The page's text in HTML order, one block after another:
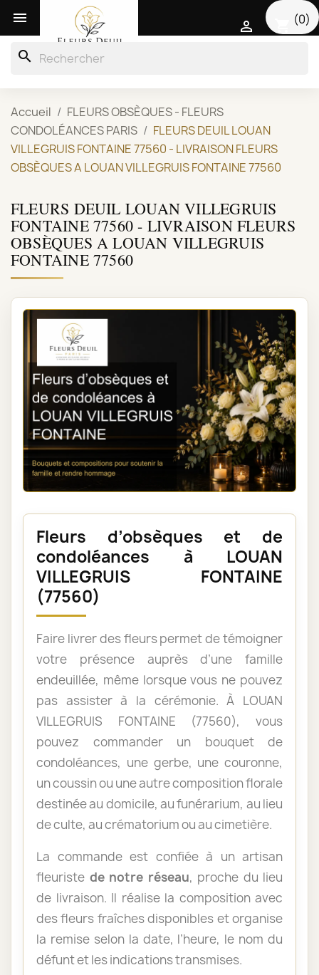
 (0)

search
Accueil
FLEURS OBSÈQUES - FLEURS
CONDOLÉANCES PARIS
FLEURS DEUIL LOUAN
VILLEGRUIS FONTAINE 77560 - LIVRAISON FLEURS
OBSÈQUES A LOUAN VILLEGRUIS FONTAINE 77560
FLEURS DEUIL LOUAN VILLEGRUIS
FONTAINE 77560 - LIVRAISON FLEURS
OBSÈQUES A LOUAN VILLEGRUIS
FONTAINE 77560
Fleurs d’obsèques et de
condoléances à LOUAN
VILLEGRUIS FONTAINE
(77560)
Faire livrer des fleurs permet de témoigner
votre présence auprès d’une famille
endeuillée, même lorsque vous ne pouvez
pas assister à la cérémonie. À LOUAN
VILLEGRUIS FONTAINE (77560), vous
pouvez commander un bouquet de
condoléances, une gerbe, une couronne,
un coussin ou une autre composition florale
destinée au domicile, au funérarium, au lieu
de culte, au crématorium ou au cimetière.
La commande est confiée à un artisan
fleuriste de notre réseau, proche du lieu
de livraison. Il réalise la composition avec
des fleurs fraîches disponibles et organise
la remise selon la date, l’heure, le nom du
défunt et les indications transmises.